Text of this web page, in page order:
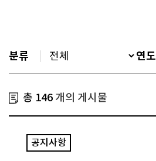
분류 연도
총 146 개의 게시물
공지사항